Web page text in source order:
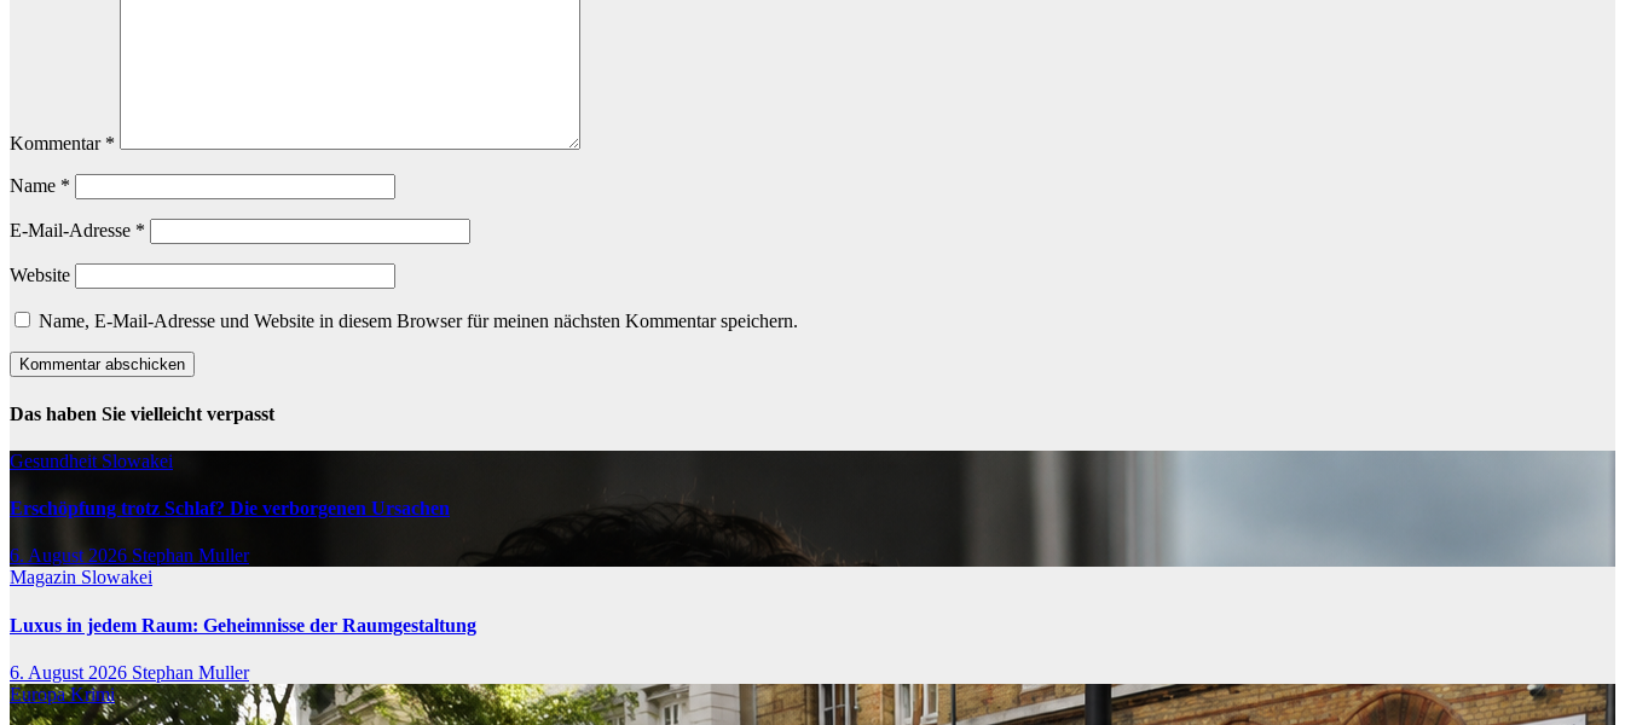
Kommentar *
Name *
E-Mail-Adresse *
Website
Name, E-Mail-Adresse und Website in diesem Browser für meinen nächsten Kommentar speichern.
Das haben Sie vielleicht verpasst
Gesundheit Slowakei
Erschöpfung trotz Schlaf? Die verborgenen Ursachen
6. August 2026 Stephan Muller
Magazin Slowakei
Luxus in jedem Raum: Geheimnisse der Raumgestaltung
6. August 2026 Stephan Muller
EuropaKrimi